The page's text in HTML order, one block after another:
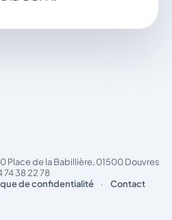
Place de la Babillière, 01500 Douvres
74 38 22 78
de confidentialité · Contact